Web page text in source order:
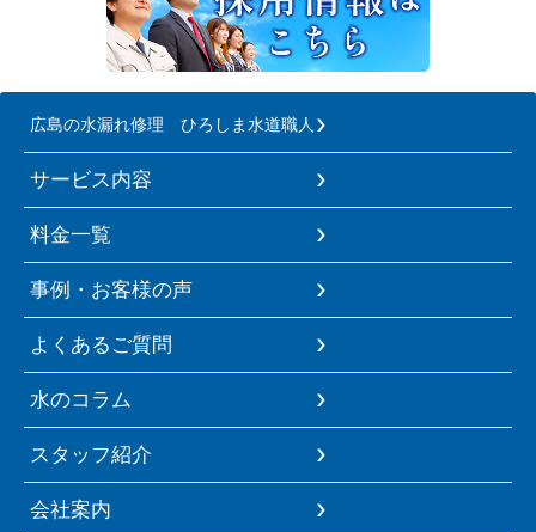
広島の水漏れ修理 ひろしま水道職人
サービス内容
料金一覧
事例・お客様の声
よくあるご質問
水のコラム
スタッフ紹介
会社案内